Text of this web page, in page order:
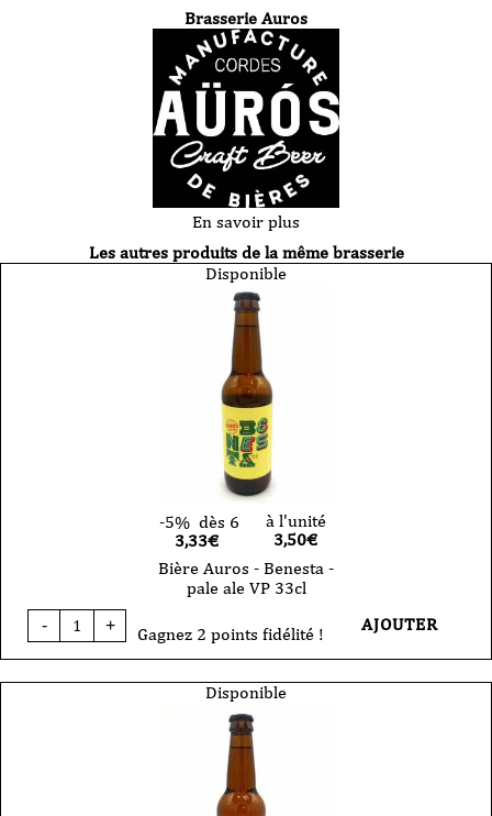
Brasserie Auros
En savoir plus
Les autres produits de la même brasserie
Disponible
-5% dès 6
3,33€
à l'unité
3,50€
Bière Auros - Benesta -
pale ale VP 33cl
-
quantité
de
-
+ Gagnez 2 points fidélité ! AJOUTER
Disponible